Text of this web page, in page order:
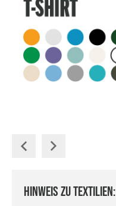
Hinweis zu Textilien: